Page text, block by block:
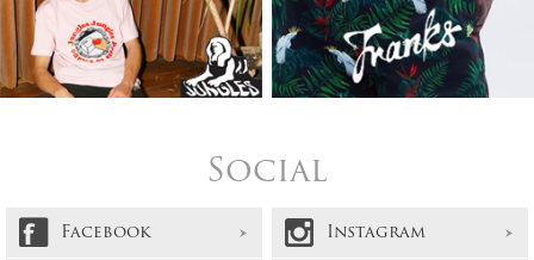
Social
Facebook
Instagram